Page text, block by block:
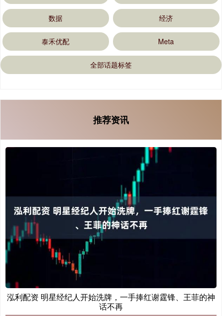
数据 经济
泰禾优配 Meta
全部话题标签
推荐资讯
泓利配资 明星经纪人开始洗牌，一手捧红谢霆锋、王菲的神
话不再